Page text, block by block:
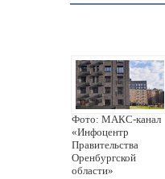
Фото: МАКС-канал
«Инфоцентр
Правительства
Оренбургской
области»